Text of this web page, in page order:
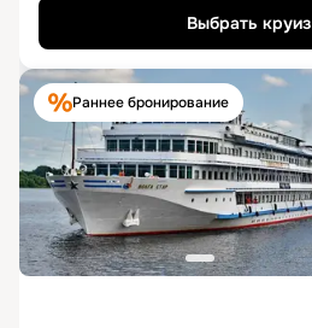
Выбрать круиз
Раннее бронирование